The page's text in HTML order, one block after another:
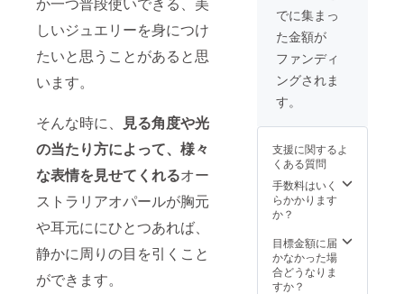
しいジュエリーを身につけ
たいと思うことがあると思
います。
そんな時に、
見る角度や光
の当たり方によって、様々
な表情を見せてくれるオー
ストラリアオパールが胸元
や耳元ににひとつあれば、
静かに周りの目を引くこと
ができます。
さい。
※天然石
を使用
してい
るた
め、サ
色合い
や模様
の出方
が異な
る場合
がござ
了承く
ださ
い。"
す。 ※
写真と
実際の
商品で
は、
ディス
て色合
いに違
いが生
じる場
合がご
ざいま
さい。
※天然石
を使用
す。 ※
ご注文
状況、
使用部
材の供
給状
上の都
合等に
より出
荷時期
が遅れ
る場合
す。 ※
写真と
実際の
からお
選びく
ださ
い。 石
のサイ
ズ
6.3mm
4.1mm
全長：
約
30.0m
m 淡水
ル：
(約)2.6
mm×2
個 ※こ
でに集まっ
た金額が
ファンディ
ングされま
す。
支援に関するよ
くある質問
手数料はいく
らかかります
か？
目標金額に届
かなかった場
合どうなりま
すか？